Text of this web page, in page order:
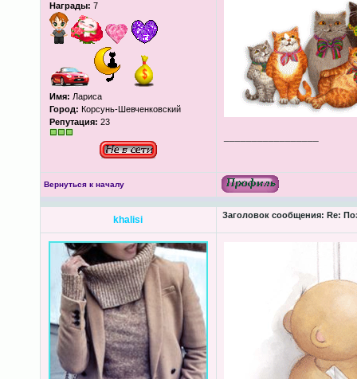
Награды: 7
Имя: Лариса
Город: Корсунь-Шевченковский
Репутация: 23
Вернуться к началу
khalisi Заголовок сообщения: Re: